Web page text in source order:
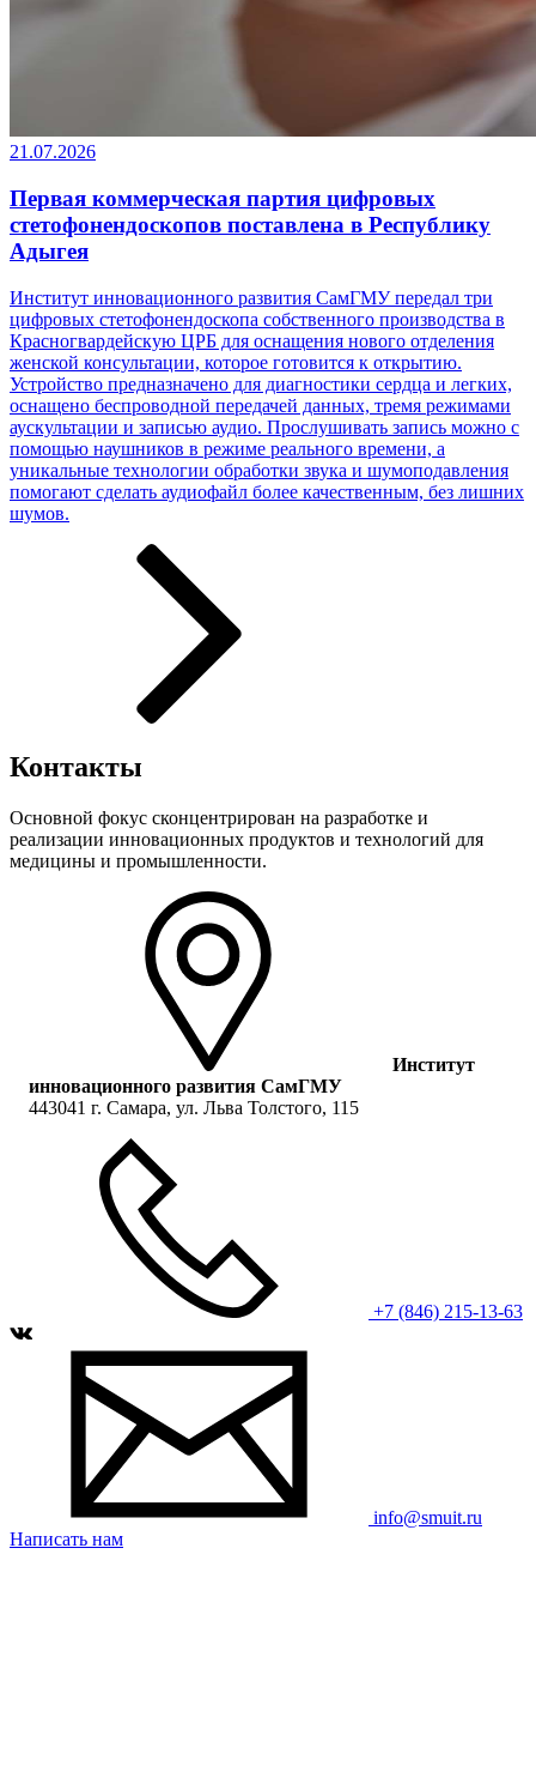
21.07.2026
Первая коммерческая партия цифровых
стетофонендоскопов поставлена в Республику
Адыгея
Институт инновационного развития СамГМУ передал три
цифровых стетофонендоскопа собственного производства в
Красногвардейскую ЦРБ для оснащения нового отделения
женской консультации, которое готовится к открытию.
Устройство предназначено для диагностики сердца и легких,
оснащено беспроводной передачей данных, тремя режимами
аускультации и записью аудио. Прослушивать запись можно с
помощью наушников в режиме реального времени, а
уникальные технологии обработки звука и шумоподавления
помогают сделать аудиофайл более качественным, без лишних
шумов.
Контакты
Основной фокус сконцентрирован на разработке и
реализации инновационных продуктов и технологий для
медицины и промышленности.
Институт
инновационного развития СамГМУ
443041 г. Самара, ул. Льва Толстого, 115
+7 (846) 215-13-63
info@smuit.ru
Написать нам